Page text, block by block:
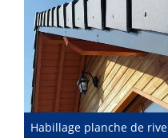
Habillage planche de rive